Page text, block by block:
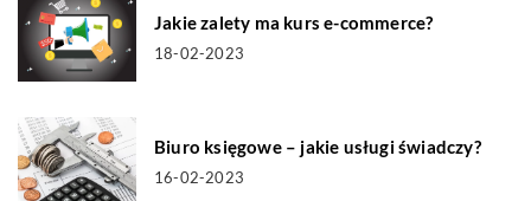
Jakie zalety ma kurs e-commerce?
18-02-2023
Biuro księgowe – jakie usługi świadczy?
16-02-2023